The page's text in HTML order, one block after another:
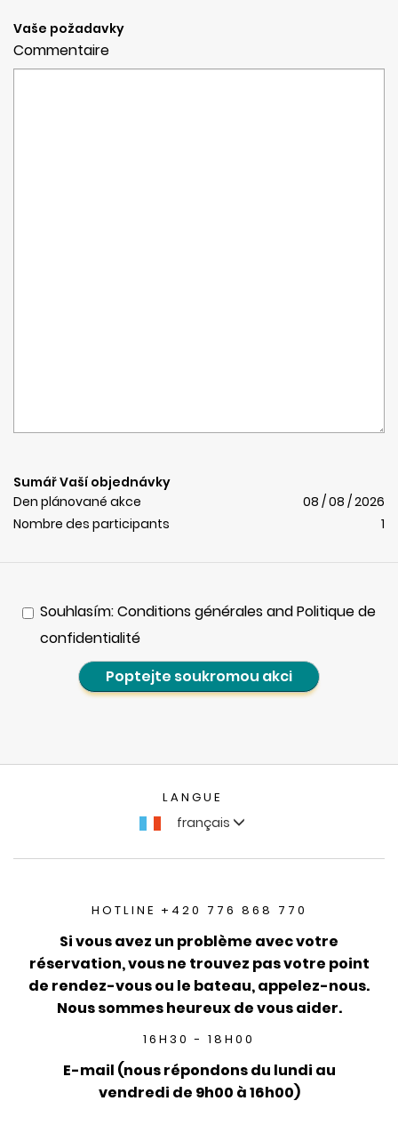
Vaše požadavky
Commentaire
Sumář Vaší objednávky
Den plánované akce
08 / 08 / 2026
Nombre des participants
1
Souhlasím: Conditions générales and Politique de
confidentialité
Poptejte soukromou akci
LANGUE
français
HOTLINE +420 776 868 770
Si vous avez un problème avec votre
réservation, vous ne trouvez pas votre point
de rendez-vous ou le bateau, appelez-nous.
Nous sommes heureux de vous aider.
16H30 - 18H00
E-mail (nous répondons du lundi au
vendredi de 9h00 à 16h00)